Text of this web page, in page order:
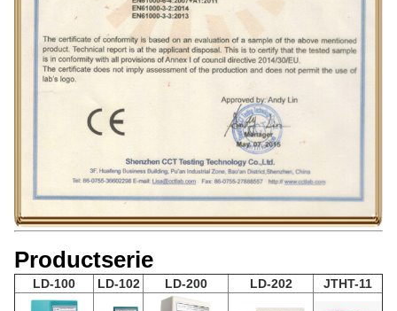
Productserie
LD-100 LD-102 LD-200 LD-202 JTHT-11